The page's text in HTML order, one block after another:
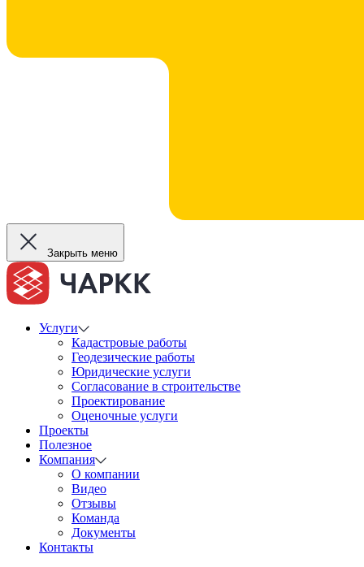
Закрыть меню
Услуги
Кадастровые работы
Геодезические работы
Юридические услуги
Согласование в строительстве
Проектирование
Оценочные услуги
Проекты
Полезное
Компания
О компании
Видео
Отзывы
Команда
Документы
Контакты